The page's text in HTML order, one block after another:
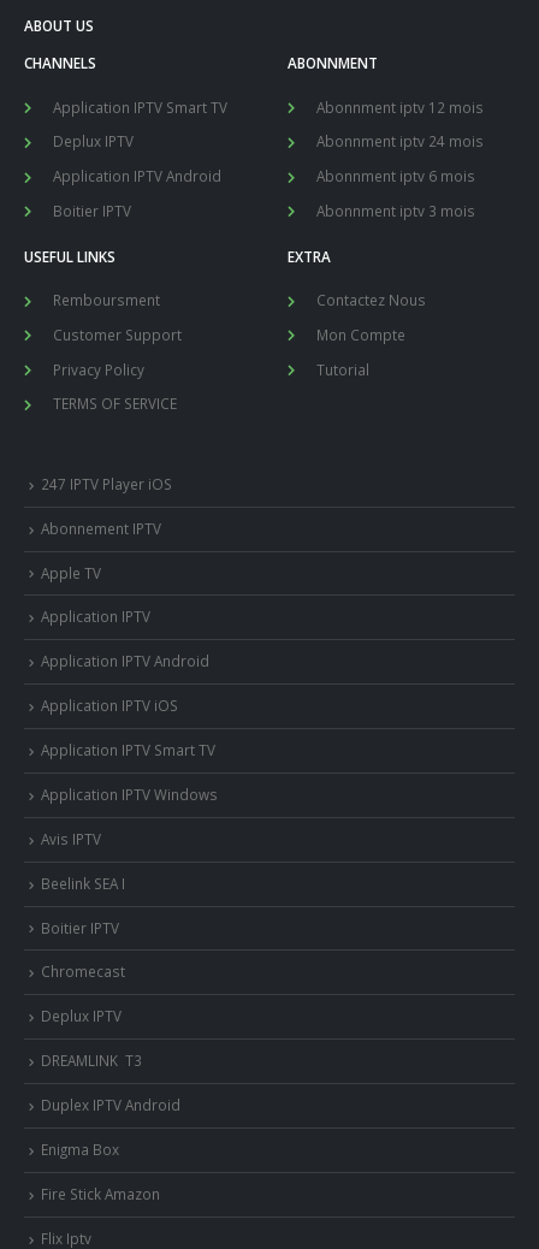
ABOUT US
CHANNELS
Application IPTV Smart TV
Deplux IPTV
Application IPTV Android
Boitier IPTV
ABONNMENT
Abonnment iptv 12 mois
Abonnment iptv 24 mois
Abonnment iptv 6 mois
Abonnment iptv 3 mois
USEFUL LINKS
Remboursment
Customer Support
Privacy Policy
TERMS OF SERVICE
EXTRA
Contactez Nous
Mon Compte
Tutorial
247 IPTV Player iOS
Abonnement IPTV
Apple TV
Application IPTV
Application IPTV Android
Application IPTV iOS
Application IPTV Smart TV
Application IPTV Windows
Avis IPTV
Beelink SEA I
Boitier IPTV
Chromecast
Deplux IPTV
DREAMLINK T3
Duplex IPTV Android
Enigma Box
Fire Stick Amazon
Flix Iptv